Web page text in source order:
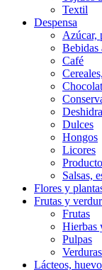
Textil
Despensa
Azúcar,
Bebidas
Café
Dulces
Hongos
Licores
Salsas,
Flores y
Frutas y
Frutas
Hierbas
Pulpas
Lácteos,